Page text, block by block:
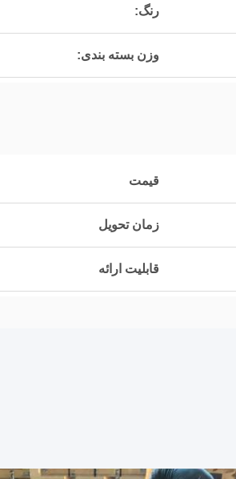
رنگ:
وزن بسته بندی:
قیمت
زمان تحویل
قابلیت ارائه